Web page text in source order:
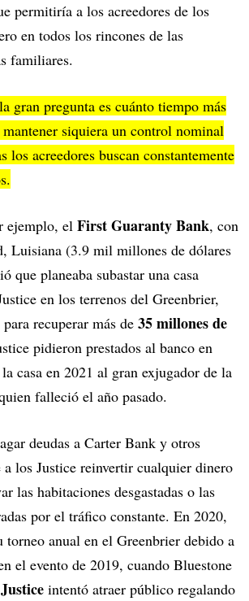
permitiría a los acreedores de los
en todos los rincones de las
familiares.
gran pregunta es cuánto tiempo más
siquiera un control nominal
los acreedores buscan constantemente
ejemplo, el First Guaranty Bank, con
Luisiana (3.9 mil millones de dólares
que planeaba subastar una casa
en los terrenos del Greenbrier,
recuperar más de 35 millones de
pidieron prestados al banco en
casa en 2021 al gran exjugador de la
falleció el año pasado.
deudas a Carter Bank y otros
a los Justice reinvertir cualquier dinero
las habitaciones desgastadas o las
por el tráfico constante. En 2020,
torneo anual en el Greenbrier debido a
el evento de 2019, cuando Bluestone
intentó atraer público regalando